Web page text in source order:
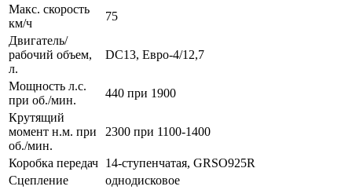
Макс. скорость
км/ч
75
Двигатель/
рабочий объем,
л.
DC13, Евро-4/12,7
Мощность л.с.
при об./мин.
440 при 1900
Крутящий
момент н.м. при
об./мин.
2300 при 1100-1400
Коробка передач 14-ступенчатая, GRSO925R
Сцепление
однодисковое